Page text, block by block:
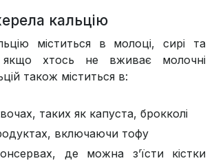
кальцію
міститься в молоці, сирі та
якщо хтось не вживає молочні
також міститься в:
таких як капуста, брокколі
включаючи тофу
де можна зʼїсти кістки